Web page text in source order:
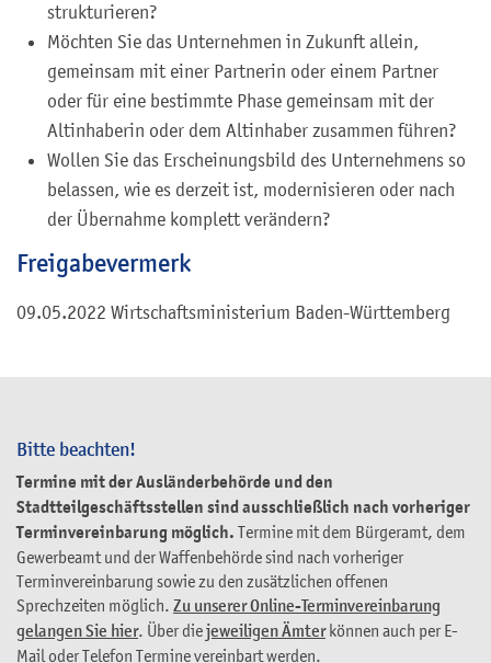
Bitte beachten!
Termine mit der Ausländerbehörde und den
Stadtteilgeschäftsstellen sind ausschließlich nach vorheriger
Terminvereinbarung möglich. Termine mit dem Bürgeramt, dem
Gewerbeamt und der Waffenbehörde sind nach vorheriger
Terminvereinbarung sowie zu den zusätzlichen offenen
Sprechzeiten möglich. Zu unserer Online-Terminvereinbarung
gelangen Sie hier. Über diejeweiligen Ämterkönnen auch per E-
Mail oder Telefon Termine vereinbart werden.
strukturieren?
Möchten Sie das Unternehmen in Zukunft allein,
gemeinsam mit einer Partnerin oder einem Partner
oder für eine bestimmte Phase gemeinsam mit der
Altinhaberin oder dem Altinhaber zusammen führen?
Wollen Sie das Erscheinungsbild des Unternehmens so
belassen, wie es derzeit ist, modernisieren oder nach
der Übernahme komplett verändern?
Freigabevermerk
09.05.2022 Wirtschaftsministerium Baden-Württemberg